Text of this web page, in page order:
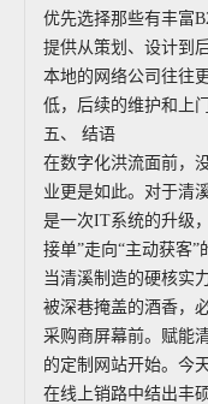
优先选择那些有丰富
提供从策划、设计到
本地的网络公司往往
低，后续的维护和上
五、 结语
在数字化洪流面前，
业更是如此。对于清
是一次IT系统的升级
接单”走向“主动获客”
当清溪制造的硬核实
被深巷掩盖的酒香，
采购商屏幕前。赋能
的定制网站开始。今
在线上销路中结出丰